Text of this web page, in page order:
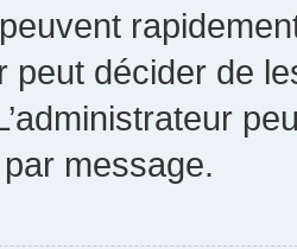
peut décider de
message.